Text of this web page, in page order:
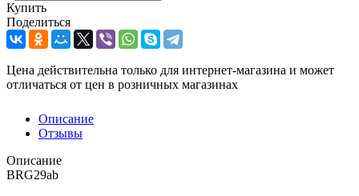
Купить
Поделиться
Цена действительна только для интернет-магазина и может
отличаться от цен в розничных магазинах
Описание
Отзывы
Описание
BRG29ab